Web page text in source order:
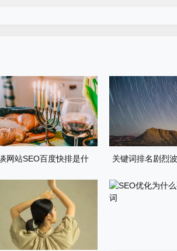
网站SEO百度快排是什
关键词排名剧烈